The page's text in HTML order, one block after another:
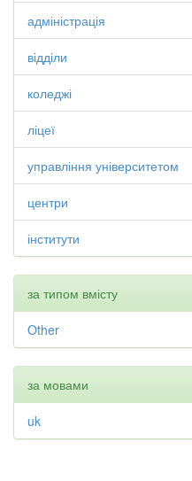
адміністрація
відділи
коледжі
ліцеї
управління університетом
центри
інститути
за типом вмісту
Other
за мовами
uk